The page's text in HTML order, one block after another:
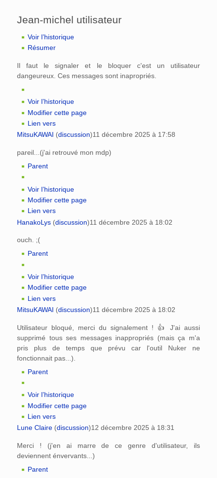
Jean-michel utilisateur
Voir l’historique
Résumer
Il faut le signaler et le bloquer c'est un utilisateur
dangeureux. Ces messages sont inapropriés.
Voir l’historique
Modifier cette page
Lien vers
MitsuKAWAI (discussion)11 décembre 2025 à 17:58
pareil...(j'ai retrouvé mon mdp)
Parent
Voir l’historique
Modifier cette page
Lien vers
HanakoLys (discussion)11 décembre 2025 à 18:02
ouch. ;(
Parent
Voir l’historique
Modifier cette page
Lien vers
MitsuKAWAI (discussion)11 décembre 2025 à 18:02
Utilisateur bloqué, merci du signalement ! 👍 J'ai aussi
supprimé tous ses messages inappropriés (mais ça m'a
pris plus de temps que prévu car l'outil Nuker ne
fonctionnait pas...).
Parent
Voir l’historique
Modifier cette page
Lien vers
Lune Claire (discussion)12 décembre 2025 à 18:31
Merci ! (j'en ai marre de ce genre d'utilisateur, ils
deviennent énvervants...)
Parent